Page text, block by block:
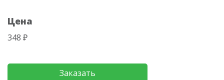
Цена
348 ₽
Заказать